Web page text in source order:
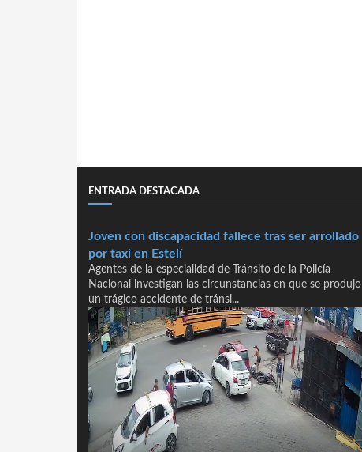
ENTRADA DESTACADA
Joven con discapacidad fallece tras ser arrollado
por taxi en Estelí
Agentes de la especialidad de Tránsito de la Policía
Nacional investigan las circunstancias en que se produjo
un trágico accidente de tránsi...